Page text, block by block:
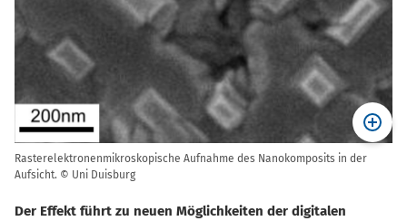
Rasterelektronenmikroskopische Aufnahme des Nanokomposits in der
Aufsicht. © Uni Duisburg
Der Effekt führt zu neuen Möglichkeiten der digitalen